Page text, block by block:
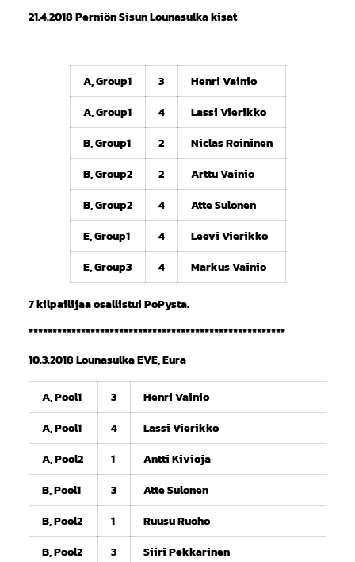
21.4.2018 Perniön Sisun Lounasulka kisat
A, Group1 3
Henri Vainio
A, Group1
4
Lassi Vierikko
B, Group1
2
Niclas Roininen
B, Group2
2
Arttu Vainio
B, Group2
4
Atte Sulonen
E, Group1
4
Leevi Vierikko
E, Group3
4 Markus Vainio
7 kilpailijaa osallistui PoPysta.
******************************************************
10.3.2018 Lounasulka EVE, Eura
A, Pool1 3
Henri Vainio
A, Pool1
4
Lassi Vierikko
A, Pool2
1
Antti Kivioja
B, Pool1
3
Atte Sulonen
B, Pool2
1
Ruusu Ruoho
B, Pool2
3
Siiri Pekkarinen